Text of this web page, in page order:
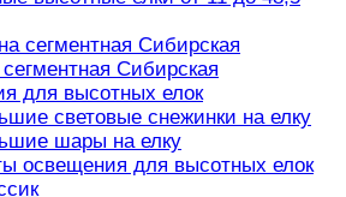
сегментная Сибирская
Сибирская
для высотных елок
световые снежинки на елку
шары на елку
освещения для высотных елок